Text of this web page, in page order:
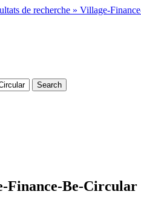
Finance-Be-Circular